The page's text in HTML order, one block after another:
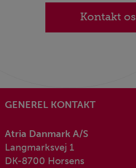
Kontakt os
GENEREL KONTAKT
Atria Danmark A/S
Langmarksvej 1
DK-8700 Horsens